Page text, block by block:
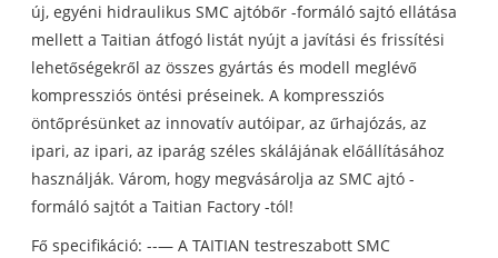
új, egyéni hidraulikus SMC ajtóbőr -formáló sajtó ellátása
mellett a Taitian átfogó listát nyújt a javítási és frissítési
lehetőségekről az összes gyártás és modell meglévő
kompressziós öntési préseinek. A kompressziós
öntőprésünket az innovatív autóipar, az űrhajózás, az
ipari, az ipari, az iparág széles skálájának előállításához
használják. Várom, hogy megvásárolja az SMC ajtó -
formáló sajtót a Taitian Factory -tól!
Fő specifikáció: --— A TAITIAN testreszabott SMC